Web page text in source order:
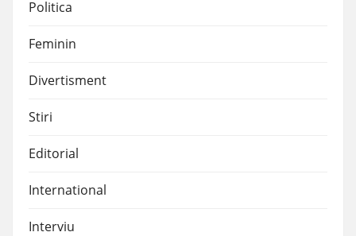
Politica
Feminin
Divertisment
Stiri
Editorial
International
Interviu